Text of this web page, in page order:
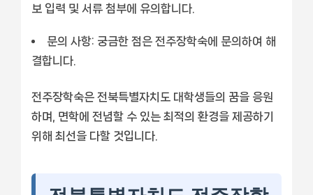
보 입력 및 서류 첨부에 유의합니다.
문의 사항: 궁금한 점은 전주장학숙에 문의하여 해
결합니다.
전주장학숙은 전북특별자치도 대학생들의 꿈을 응원
하며, 면학에 전념할 수 있는 최적의 환경을 제공하기
위해 최선을 다할 것입니다.